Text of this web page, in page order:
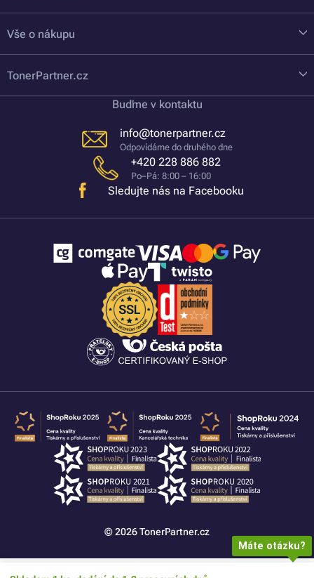
Vše o nákupu
TonerPartner.cz
Buďme v kontaktu
info@tonerpartner.cz
Odpovídáme do druhého dne
+420 228 886 882
Po–Pá: 8:00 – 16:00
Sledujte nás na Facebooku
© 2026 TonerPartner.cz
Máte otázku?